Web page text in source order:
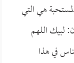
هي التي
لبيك اللهم
في هذا